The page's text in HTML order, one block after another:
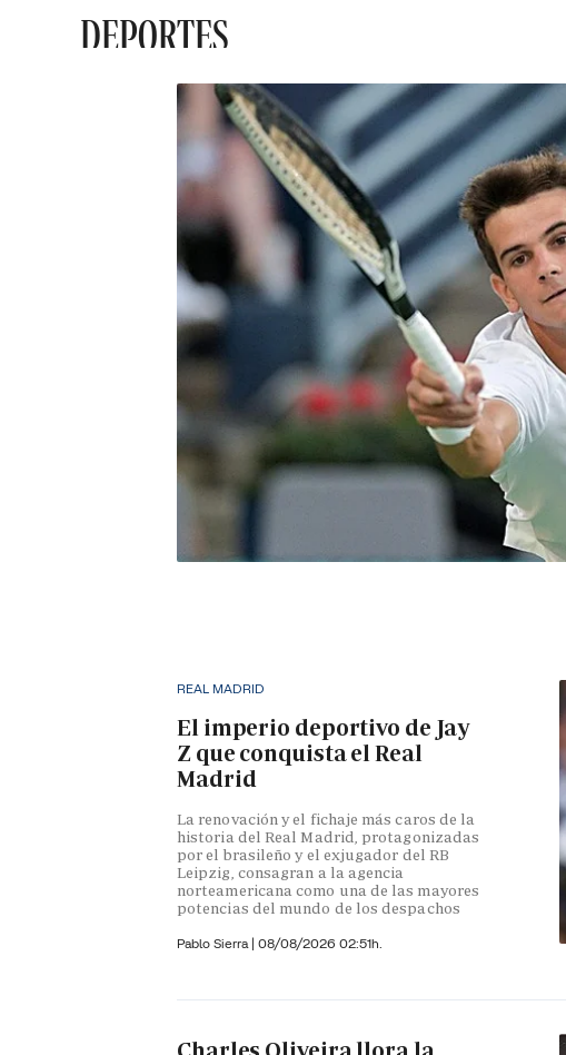
DEPORTES
REAL MADRID
El imperio deportivo de Jay
Z que conquista el Real
Madrid
La renovación y el fichaje más caros de la
historia del Real Madrid, protagonizadas
por el brasileño y el exjugador del RB
Leipzig, consagran a la agencia
norteamericana como una de las mayores
potencias del mundo de los despachos
Pablo Sierra | 08/08/2026 02:51h.